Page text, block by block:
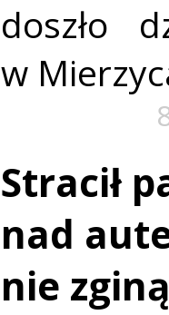
doszło
w
Stracił
nad
nie